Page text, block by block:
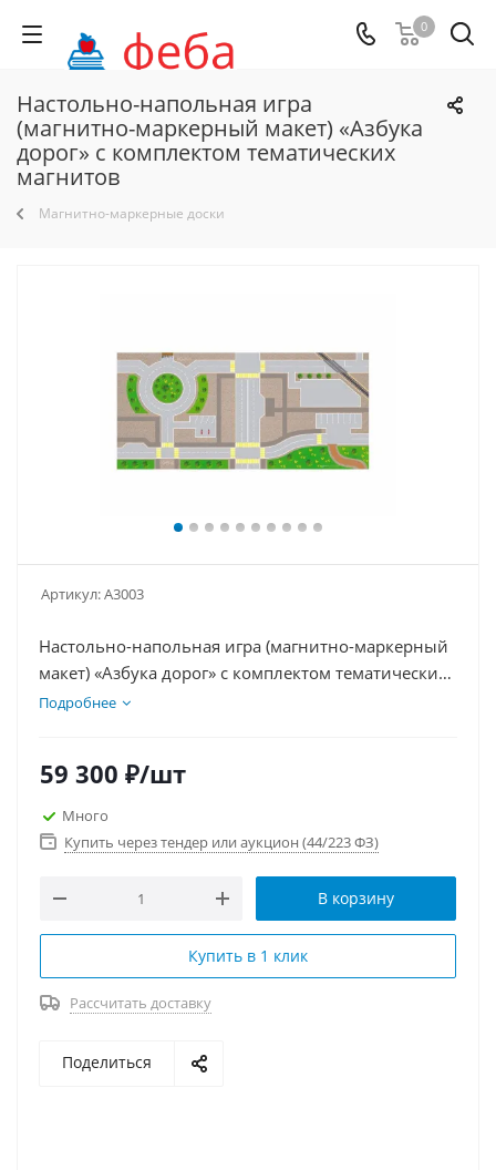
0
Настольно-напольная игра
(магнитно-маркерный макет) «Азбука
дорог» с комплектом тематических
магнитов
Магнитно-маркерные доски
Артикул:А3003
Настольно-напольная игра (магнитно-маркерный
макет) «Азбука дорог» с комплектом тематических
магнитов
Подробнее
59 300 ₽/шт
Много
Купить через тендер или аукцион (44/223 ФЗ)
В корзину
Купить в 1 клик
Рассчитать доставку
Поделиться